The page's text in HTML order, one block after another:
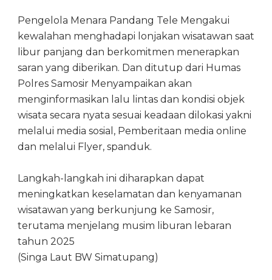
Pengelola Menara Pandang Tele Mengakui
kewalahan menghadapi lonjakan wisatawan saat
libur panjang dan berkomitmen menerapkan
saran yang diberikan. Dan ditutup dari Humas
Polres Samosir Menyampaikan akan
menginformasikan lalu lintas dan kondisi objek
wisata secara nyata sesuai keadaan dilokasi yakni
melalui media sosial, Pemberitaan media online
dan melalui Flyer, spanduk.
Langkah-langkah ini diharapkan dapat
meningkatkan keselamatan dan kenyamanan
wisatawan yang berkunjung ke Samosir,
terutama menjelang musim liburan lebaran
tahun 2025
(Singa Laut BW Simatupang)